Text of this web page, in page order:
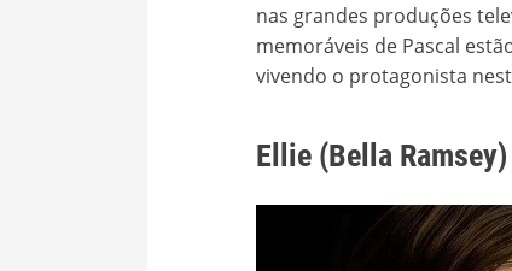
nas grandes produções
memoráveis de Pascal
vivendo o protagonista
Ellie (Bella Ramsey)